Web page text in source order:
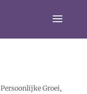
Persoonlijke Groei,